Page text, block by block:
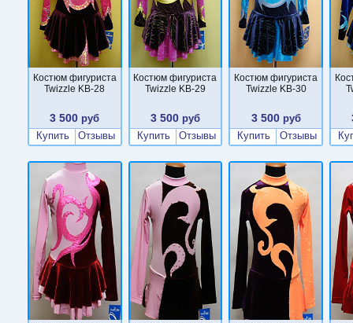
Костюм фигуриста
Twizzle KB-28
3 500 руб
Купить
Отзывы
Костюм фигуриста
Twizzle KB-29
3 500 руб
Купить
Отзывы
Костюм фигуриста
Twizzle KB-30
3 500руб
Купить
Отзывы